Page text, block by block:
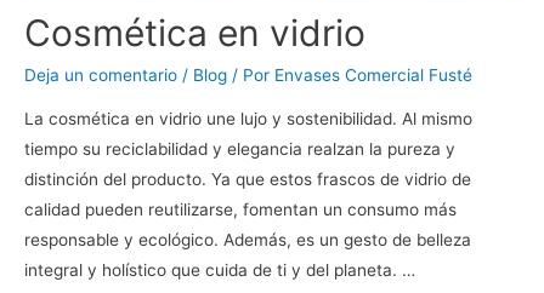
Cosmética en vidrio
Deja un comentario / Blog / Por Envases Comercial Fusté
La cosmética en vidrio une lujo y sostenibilidad. Al mismo
tiempo su reciclabilidad y elegancia realzan la pureza y
distinción del producto. Ya que estos frascos de vidrio de
calidad pueden reutilizarse, fomentan un consumo más
responsable y ecológico. Además, es un gesto de belleza
integral y holístico que cuida de ti y del planeta. …